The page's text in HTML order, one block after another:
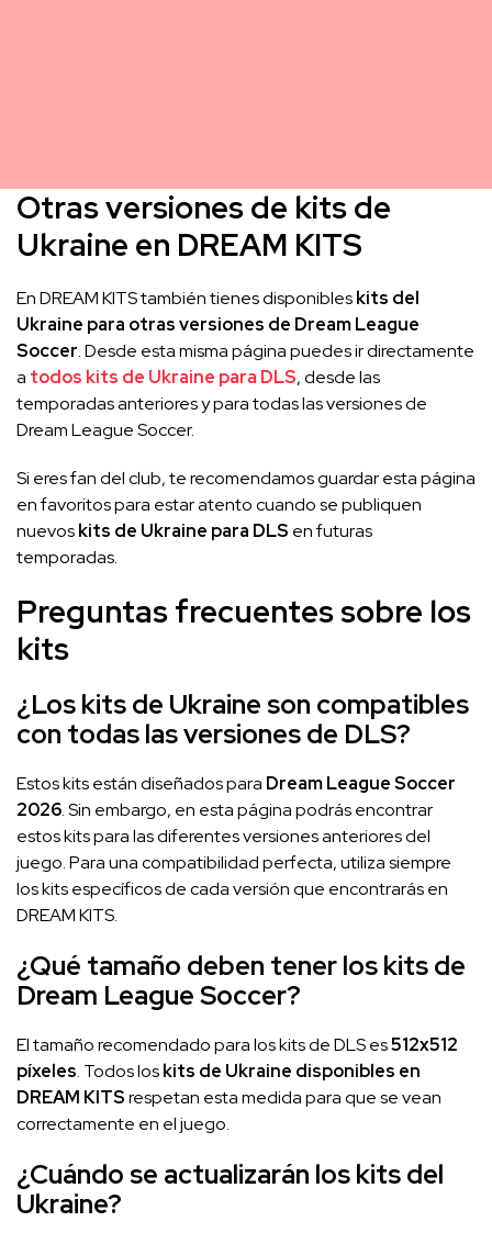
Otras versiones de kits de
Ukraine en DREAM KITS
En DREAM KITS también tienes disponibleskits del
Ukraine para otras versiones de Dream League
Soccer. Desde esta misma página puedes ir directamente
a todos kits de Ukraine para DLS, desde las
temporadas anteriores y para todas las versiones de
Dream League Soccer.
Si eres fan del club, te recomendamos guardar esta página
en favoritos para estar atento cuando se publiquen
nuevoskits de Ukraine para DLS en futuras
temporadas.
Preguntas frecuentes sobre los
kits
¿Los kits de Ukraine son compatibles
con todas las versiones de DLS?
Estos kits están diseñados para Dream League Soccer
2026. Sin embargo, en esta página podrás encontrar
estos kits para las diferentes versiones anteriores del
juego. Para una compatibilidad perfecta, utiliza siempre
los kits específicos de cada versión que encontrarás en
DREAM KITS.
¿Qué tamaño deben tener los kits de
Dream League Soccer?
El tamaño recomendado para los kits de DLS es512x512
píxeles. Todos loskits de Ukraine disponibles en
DREAM KITSrespetan esta medida para que se vean
correctamente en el juego.
¿Cuándo se actualizarán los kits del
Ukraine?